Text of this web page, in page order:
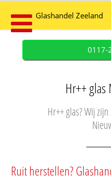
Glashandel Zeeland
0117-
Hr++
Hr++ glas? Wij
Ruit herstellen?